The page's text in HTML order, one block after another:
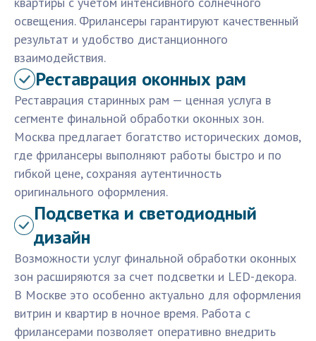
освещения. Фрилансеры гарантируют качественный
результат и удобство дистанционного
взаимодействия.
Реставрация оконных рам
Реставрация старинных рам — ценная услуга в
сегменте финальной обработки оконных зон.
Москва предлагает богатство исторических домов,
где фрилансеры выполняют работы быстро и по
гибкой цене, сохраняя аутентичность
оригинального оформления.
Подсветка и светодиодный
дизайн
Возможности услуг финальной обработки оконных
зон расширяются за счет подсветки и LED-декора.
В Москве это особенно актуально для оформления
витрин и квартир в ночное время. Работа с
фрилансерами позволяет оперативно внедрить